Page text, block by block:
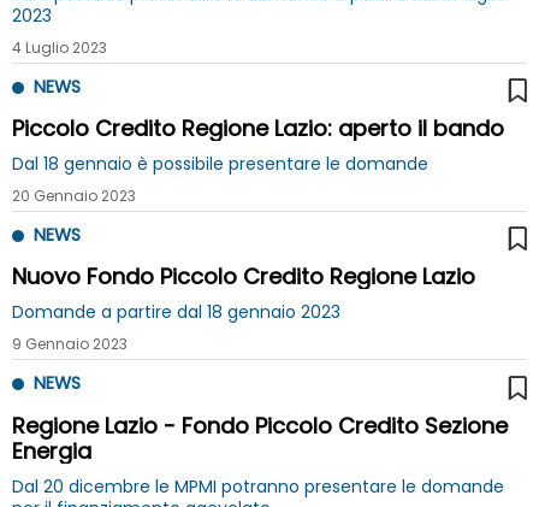
2023
4 Luglio 2023
NEWS
Piccolo Credito Regione Lazio: aperto il bando
Dal 18 gennaio è possibile presentare le domande
20 Gennaio 2023
NEWS
Nuovo Fondo Piccolo Credito Regione Lazio
Domande a partire dal 18 gennaio 2023
9 Gennaio 2023
NEWS
Regione Lazio - Fondo Piccolo Credito Sezione
Energia
Dal 20 dicembre le MPMI potranno presentare le domande